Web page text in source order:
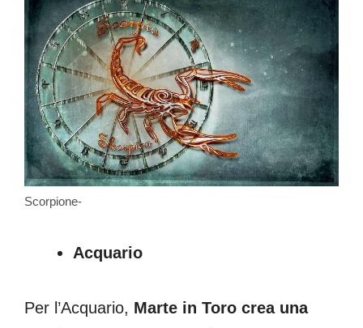
Scorpione-
Acquario
Per l’Acquario, Marte in Toro crea una